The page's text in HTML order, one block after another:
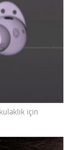
için